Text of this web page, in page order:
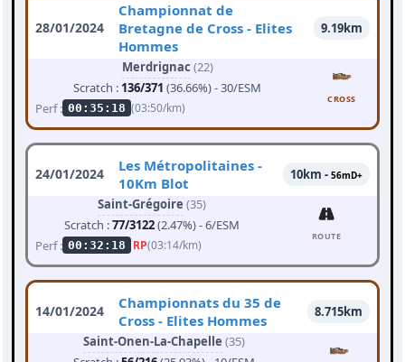
28/01/2024
Championnat de
Bretagne de Cross - Elites
Hommes
9.19km
Merdrignac (22)
Scratch : 136/371 (36.66%) - 30/ESM
Perf : 00:35:18 (03:50/km)
CROSS
24/01/2024
Les Métropolitaines -
10Km Blot
10km - 56mD+
Saint-Grégoire (35)
Scratch :77/3122(2.47%) - 6/ESM
Perf : 00:32:18 RP(03:14/km)
ROUTE
14/01/2024
Championnats du 35 de
Cross - Elites Hommes
8.715km
Saint-Onen-La-Chapelle (35)